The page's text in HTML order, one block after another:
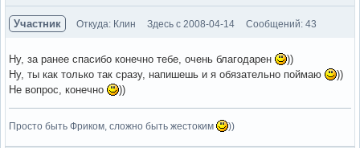
Участник Откуда: Клин Здесь с 2008-04-14 Сообщений: 43
Ну, за ранее спасибо конечно тебе, очень благодарен
))
Ну, ты как только так сразу, напишешь и я обязательно поймаю
))
Не вопрос, конечно
))
Просто быть Фриком, сложно быть жестоким ))